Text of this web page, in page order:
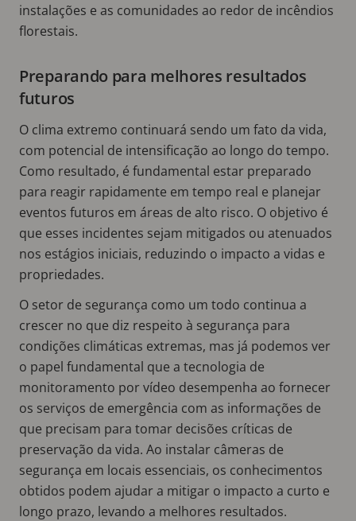
instalações e as comunidades ao redor de incêndios
florestais.
Preparando para melhores resultados
futuros
O clima extremo continuará sendo um fato da vida,
com potencial de intensificação ao longo do tempo.
Como resultado, é fundamental estar preparado
para reagir rapidamente em tempo real e planejar
eventos futuros em áreas de alto risco. O objetivo é
que esses incidentes sejam mitigados ou atenuados
nos estágios iniciais, reduzindo o impacto a vidas e
propriedades.
O setor de segurança como um todo continua a
crescer no que diz respeito à segurança para
condições climáticas extremas, mas já podemos ver
o papel fundamental que a tecnologia de
monitoramento por vídeo desempenha ao fornecer
os serviços de emergência com as informações de
que precisam para tomar decisões críticas de
preservação da vida. Ao instalar câmeras de
segurança em locais essenciais, os conhecimentos
obtidos podem ajudar a mitigar o impacto a curto e
longo prazo, levando a melhores resultados.